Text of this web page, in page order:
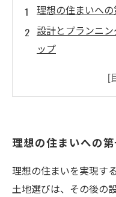
理想の住まいへ
設計とプランニ
ップ
建築中の注意点
プロが教える新
のポイント
理想の住まいを
理想の住まいへの
理想の住まいを実現す
土地選びは、その後の